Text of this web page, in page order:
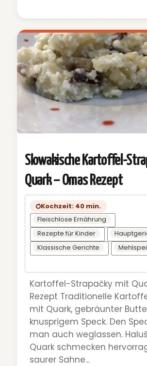
Slowakische Kartoffel-
Quark – Omas Rezept
Kochzeit: 40 min.
Fleischlose Ernährung
Rezepte für Kinder
Klassische Gerichte
Kartoffel-Strapačky mit
Rezept Traditionelle
mit Quark, gebräunter
knusprigem Speck. Den
man auch weglassen.
Quark schmecken
saurer Sahne...